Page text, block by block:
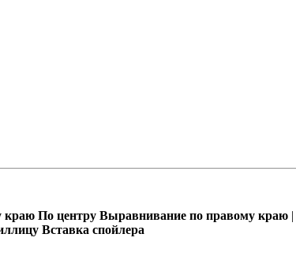
краю По центру Выравнивание по правому краю |
Вставка спойлера